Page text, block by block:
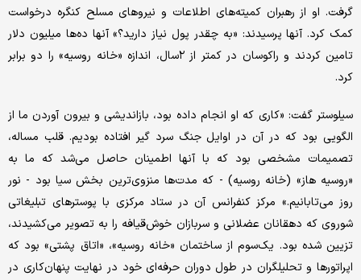
گرفت. او از رهبران کمیته‌های اطلاعات و نیروهای مسلح کنگره درخواست
کمک کرد. آنها پرسیدند: «به چقدر پول نیاز دارید؟» آنها ده‌ها میلیون دلار
تامین کردند و راکوسان در کمتر از ۲سال، اندازه «خانه روسیه» را دو برابر
کرد.
سیلوستر گفت: «کاری که او انجام داده بود، بازاندیشی و بیرون آوردن ما از
الگویی بود که در آن در اوایل جنگ سرد گیر افتاده بودیم. قلب مساله،
تصمیمات مشخصی بود که با آنها اطمینان حاصل می‌شد که ما به
«روسیه هاز» (خانه روسیه) - که مدت‌ها منزوی‌ترین بخش سیا بود - نور
روز می‌تابانیم.» مرکز کنفرانس آن در ستاد مرکزی با پوسترهای تبلیغاتی
شوروی که دهقانان عضلانی و سربازان خوش‌قیافه را به تصویر می‌کشیدند،
تزیین شده بود. یک‌سوم از ساختمان «خانه روسیه»، «اتاق پشتی» بود که
اپراتورها و تحلیلگران در طول دوران حرفه‌ای خود در نهایت پنهان‌کاری در